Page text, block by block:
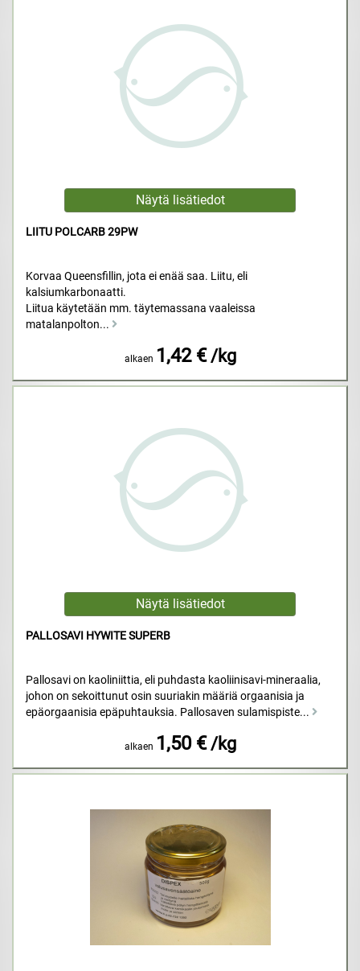
LIITU POLCARB 29PW
Korvaa Queensfillin, jota ei enää saa. Liitu, eli
kalsiumkarbonaatti.
Liitua käytetään mm. täytemassana vaaleissa
matalanpolton...
alkaen 1,42 € /kg
PALLOSAVI HYWITE SUPERB
Pallosavi on kaoliniittia, eli puhdasta kaoliinisavi-mineraalia,
johon on sekoittunut osin suuriakin määriä orgaanisia ja
epäorgaanisia epäpuhtauksia. Pallosaven sulamispiste...
alkaen 1,50 € /kg